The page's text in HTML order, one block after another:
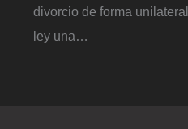
divorcio de forma
ley una…